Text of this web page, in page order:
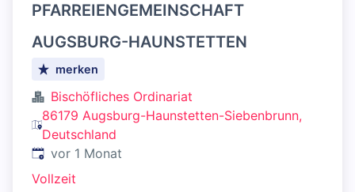
PFARREIENGEMEINSCHAFT
AUGSBURG-HAUNSTETTEN
merken
Bischöfliches Ordinariat
86179 Augsburg-Haunstetten-Siebenbrunn,
Deutschland
Veröffentlicht:
vor 1 Monat
Vollzeit